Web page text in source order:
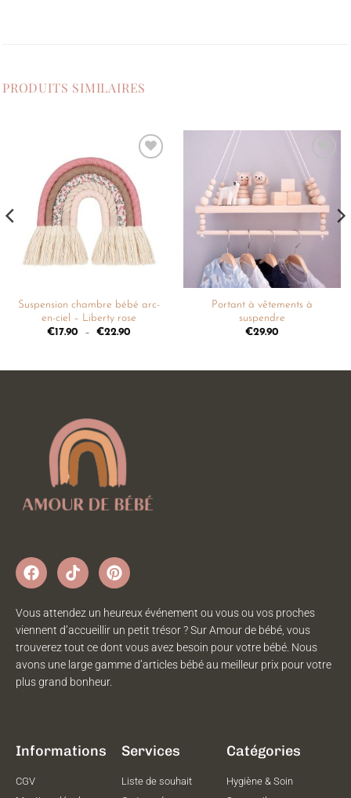
PRODUITS SIMILAIRES
liste de
souhaits
Suspension chambre bébé arc-
en-ciel – Liberty rose
€17.90 – €22.90
Ajouter
à la
liste de
souhaits
Portant à vêtements à
suspendre
€29.90
Vous attendez un heureux événement ou vous ou vos proches
viennent d’accueillir un petit trésor ? Sur Amour de bébé, vous
trouverez tout ce dont vous avez besoin pour votre bébé. Nous
avons une large gamme d’articles bébé au meilleur prix pour votre
plus grand bonheur.
Informations
CGV
Services
Liste de souhait
Catégories
Hygiène & Soin